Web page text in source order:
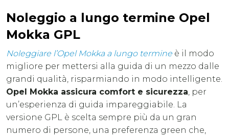
Noleggio a lungo termine Opel
Mokka GPL
Noleggiare l’Opel Mokka a lungo termine è il modo
migliore per mettersi alla guida di un mezzo dalle
grandi qualità, risparmiando in modo intelligente.
Opel Mokka assicura comfort e sicurezza, per
un’esperienza di guida impareggiabile. La
versione GPL è scelta sempre più da un gran
numero di persone, una preferenza green che,